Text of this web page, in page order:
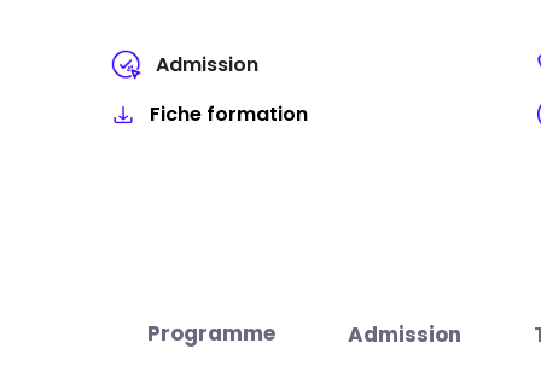
Admission
Fiche formation
Programme Admission